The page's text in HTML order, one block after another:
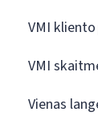
VMI
VMI
Vienas